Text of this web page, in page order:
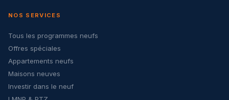
NOS SERVICES
Tous les programmes neufs
Offres spéciales
Appartements neufs
Maisons neuves
Investir dans le neuf